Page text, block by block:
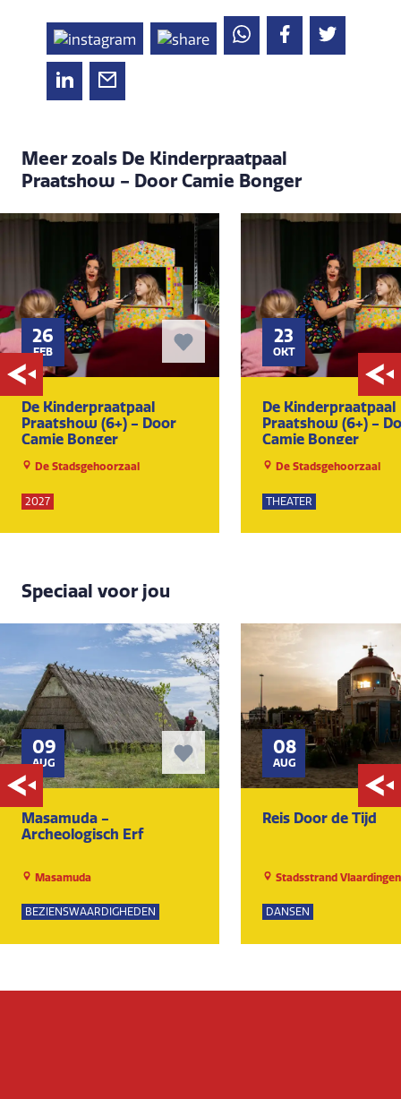
Meer zoals De Kinderpraatpaal
Praatshow - Door Camie Bonger
26
FEB
De Kinderpraatpaal
Praatshow (6+) - Door
Camie Bonger
De Stadsgehoorzaal
2027
23
OKT
De Kinderpraatpaal
Praatshow (6+) -
Camie Bonger
De Stadsgehoorzaal
THEATER
Speciaal voor jou
09
AUG
Masamuda -
Archeologisch Erf
Masamuda
BEZIENSWAARDIGHEDEN
08
AUG
Reis Door de Tijd
Stadsstrand Vlaardingen
DANSEN